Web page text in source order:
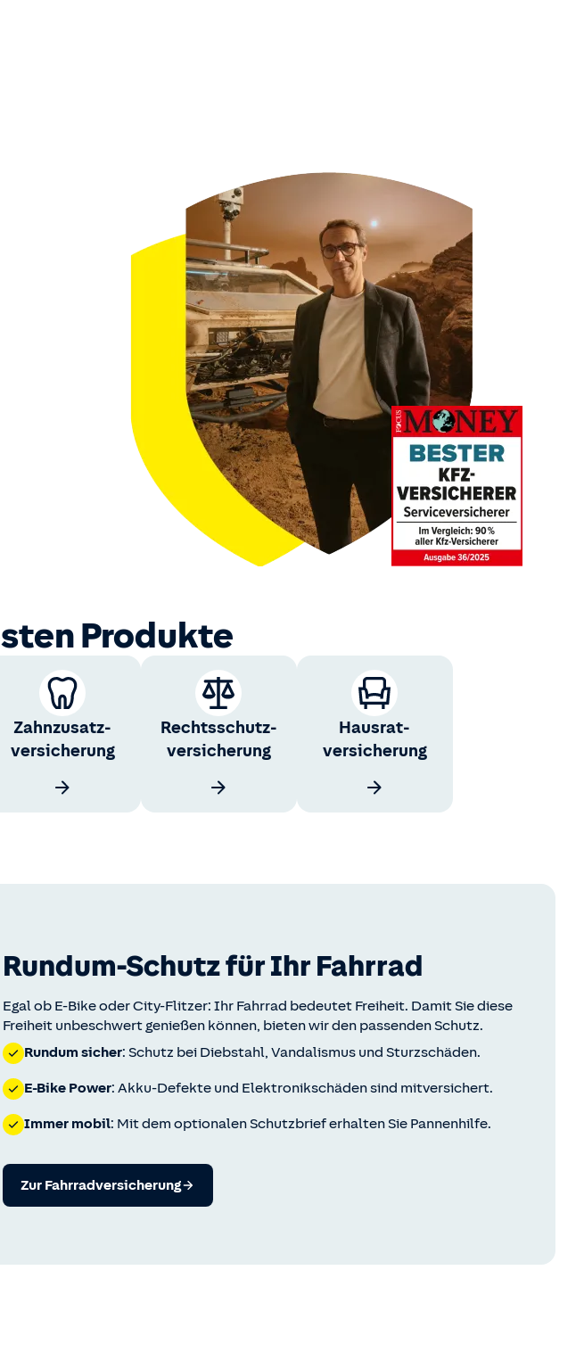
Produkte
Zahnzusatz­
versicherung
Rechts­schutz­
versicherung
Hausrat­
versicherung
Rundum-Schutz für Ihr Fahrrad
Egal ob E-Bike oder City-Flitzer: Ihr Fahrrad bedeutet Freiheit. Damit Sie diese
Freiheit unbeschwert genießen können, bieten wir den passenden Schutz.
Rundum sicher: Schutz bei Diebstahl, Vandalismus und Sturzschäden.
E-Bike Power: Akku-Defekte und Elektronikschäden sind mitversichert.
Immer mobil: Mit dem optionalen Schutzbrief erhalten Sie Pannenhilfe.
Zur Fahrrad­versicherung